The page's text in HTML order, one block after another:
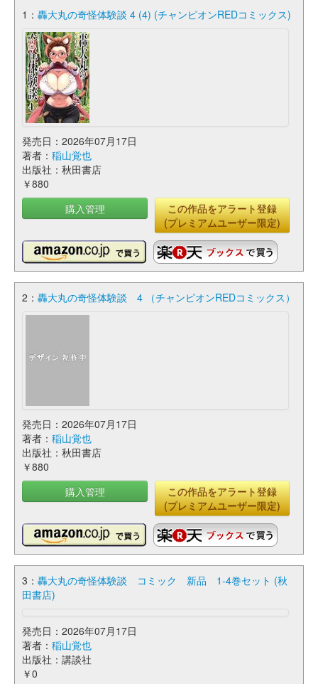
1： 轟大丸の奇怪体験談 4 (4) (チャンピオンREDコミックス)
発売日：2026年07月17日
著者： 稲山覚也
出版社：秋田書店
￥880
購入管理
この作品をアラート登録
(プレミアムユーザー限定)
2： 轟大丸の奇怪体験談 4 （チャンピオンREDコミックス）
発売日：2026年07月17日
著者： 稲山覚也
出版社：秋田書店
￥880
購入管理
この作品をアラート登録
(プレミアムユーザー限定)
3： 轟大丸の奇怪体験談 コミック 新品 1-4巻セット (秋
田書店)
発売日：2026年07月17日
著者： 稲山覚也
出版社：講談社
￥0